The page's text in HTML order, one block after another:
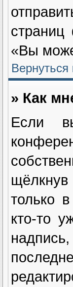
«Вы
Вернуться
» Как
Если
только
кто-то